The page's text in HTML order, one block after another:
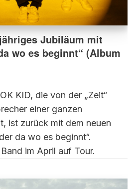
Jubiläum mit
wo es beginnt“ (Album
KID, die von der „Zeit“
einer ganzen
ist zurück mit dem neuen
da wo es beginnt“.
im April auf Tour.